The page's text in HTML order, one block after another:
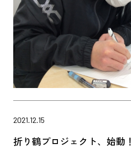
2021.12.15
折り鶴プロジェクト、始動！